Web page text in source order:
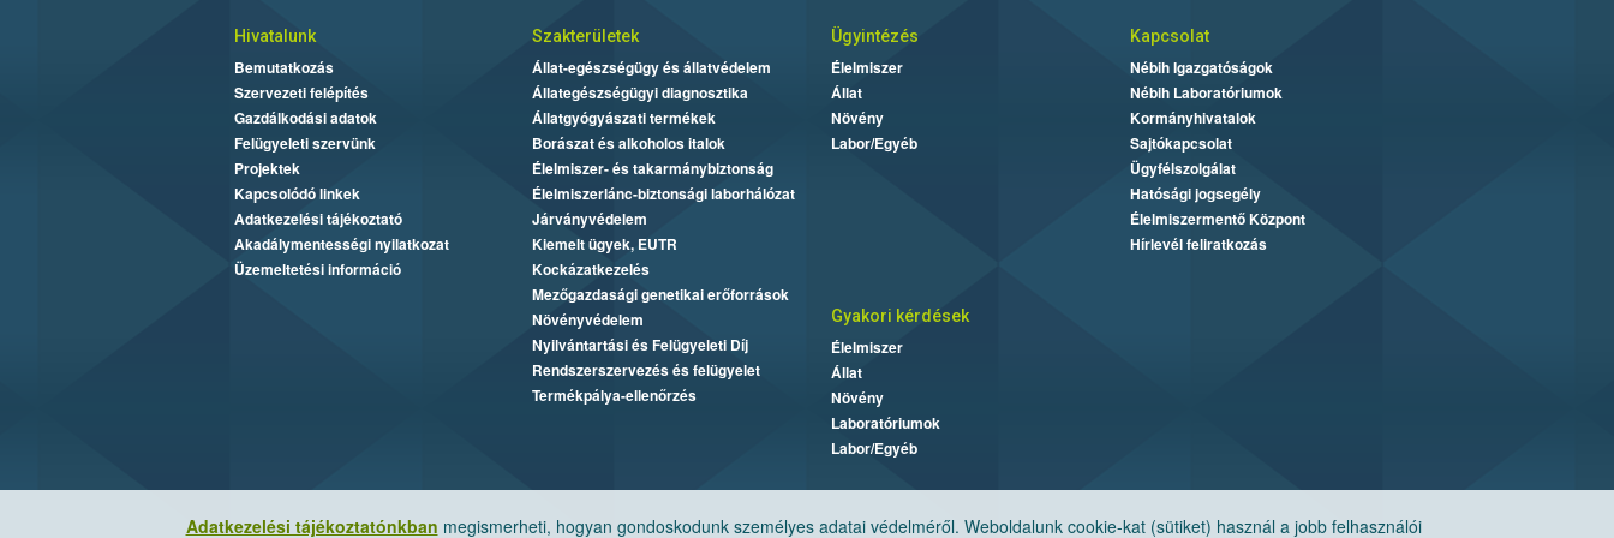
Adatkezelési tájékoztatónkban megismerheti, hogyan gondoskodunk személyes adatai védelméről. Weboldalunk cookie-kat (sütiket) használ a jobb felhasználói
Hivatalunk
Bemutatkozás
Szervezeti felépítés
Gazdálkodási adatok
Felügyeleti szervünk
Projektek
Kapcsolódó linkek
Adatkezelési tájékoztató
Akadálymentességi nyilatkozat
Üzemeltetési információ
Szakterületek
Állat-egészségügy és állatvédelem
Állategészségügyi diagnosztika
Állatgyógyászati termékek
Borászat és alkoholos italok
Élelmiszer- és takarmánybiztonság
Élelmiszerlánc-biztonsági laborhálózat
Járványvédelem
Kiemelt ügyek, EUTR
Kockázatkezelés
Mezőgazdasági genetikai erőforrások
Növényvédelem
Nyilvántartási és Felügyeleti Díj
Rendszerszervezés és felügyelet
Termékpálya-ellenőrzés
Ügyintézés
Élelmiszer
Állat
Növény
Labor/Egyéb
Kapcsolat
Nébih Igazgatóságok
Nébih Laboratóriumok
Kormányhivatalok
Sajtókapcsolat
Ügyfélszolgálat
Hatósági jogsegély
Élelmiszermentő Központ
Hírlevél feliratkozás
Gyakori kérdések
Élelmiszer
Állat
Növény
Laboratóriumok
Labor/Egyéb